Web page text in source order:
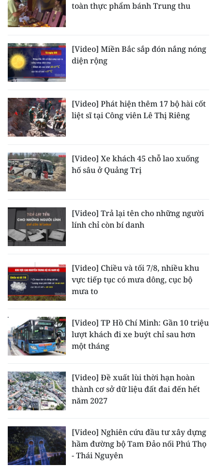
Infographic
TIN MỚI
TIN ĐỊA PHƯƠNG
Đồng bằng sông Hồng
Bắc Trung Bộ
Duyên hải Nam Trung Bộ và Tây
Nguyên
Đông Nam Bộ
Đồng bằng sông Cửu Long
Chuyên trang Hà Nội
Chuyên trang TP. Hồ Chí Minh
CHUYÊN ĐỀ
CÁC CHUYÊN TRANG
VỀ BÁO NHÂN DÂN
THỜI NAY
NHÂN DÂN CUỐI TUẦN
NHÂN DÂN HẰNG THÁNG
ĐỌC BÁO IN
toàn thực phẩm bánh Trung thu
[Video] Miền Bắc sắp đón nắng nóng
diện rộng
[Video] Phát hiện thêm 17 bộ hài cốt
liệt sĩ tại Công viên Lê Thị Riêng
[Video] Xe khách 45 chỗ lao xuống
hố sâu ở Quảng Trị
[Video] Trả lại tên cho những người
lính chỉ còn bí danh
[Video] Chiều và tối 7/8, nhiều khu
vực tiếp tục có mưa dông, cục bộ
mưa to
[Video] TP Hồ Chí Minh: Gần 10 triệu
lượt khách đi xe buýt chỉ sau hơn
một tháng
[Video] Đề xuất lùi thời hạn hoàn
thành cơ sở dữ liệu đất đai đến hết
năm 2027
[Video] Nghiên cứu đầu tư xây dựng
hầm đường bộ Tam Đảo nối Phú Thọ
- Thái Nguyên